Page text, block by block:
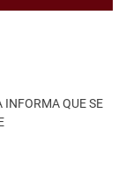
INFORMA QUE SE